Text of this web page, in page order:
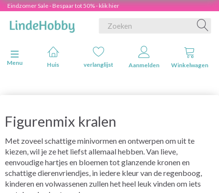
Eindzomer Sale - Bespaar tot 50% - klik hier
Navigatie in-/uitschakelen
Menu
Huis verlanglijst Aanmelden Winkelwagen
Figurenmix kralen
Met zoveel schattige minivormen en ontwerpen om uit te
kiezen, wil je ze het liefst allemaal hebben. Van lieve,
eenvoudige hartjes en bloemen tot glanzende kronen en
schattige dierenvriendjes, in iedere kleur van de regenboog,
kinderen en volwassenen zullen het heel leuk vinden om iets